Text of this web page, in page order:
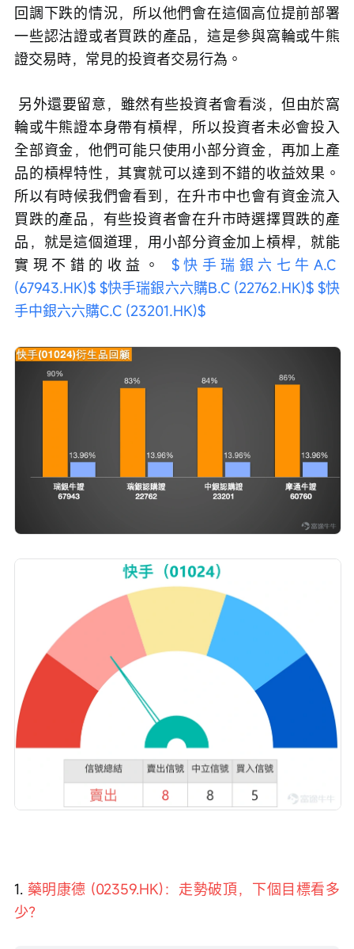
回調下跌的情況，所以他們會在這個高位提前部署
一些認沽證或者買跌的產品，這是參與窩輪或牛熊
證交易時，常見的投資者交易行為。
輪或牛熊證本身帶有槓桿，所以投資者未必會投入
全部資金，他們可能只使用小部分資金，再加上產
品的槓桿特性，其實就可以達到不錯的收益效果。
所以有時候我們會看到，在升市中也會有資金流入
買跌的產品，有些投資者會在升市時選擇買跌的產
品，就是這個道理，用小部分資金加上槓桿，就能
實現不錯的收益。 $快手瑞銀六七牛A.C
(67943.HK)$ $快手瑞銀六六購B.C (22762.HK)$ $快
手中銀六六購C.C (23201.HK)$
1. 藥明康德 (02359.HK)：走勢破頂，下個目標看多
少？